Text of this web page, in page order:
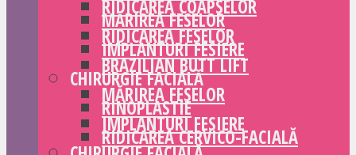
MĂRIREA FESELOR
IMPLANTURI FESIERE
CHIRURGIE FACIALĂ
RINOPLASTIE
RIDICAREA CERVICO-FACIALĂ
RIDICAREA COAPSELOR
RIDICAREA FESELOR
BRAZILIAN BUTT LIFT
MĂRIREA FESELOR
IMPLANTURI FESIERE